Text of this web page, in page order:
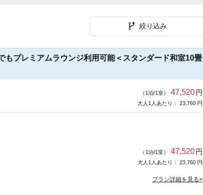
絞り込み
もプレミアムラウンジ利用可能＜スタンダード和室10畳
（1泊/1室） 47,520円
大人1人あたり： 23,760 円
（1泊/1室） 47,520円
大人1人あたり： 23,760 円
プラン詳細を見る>